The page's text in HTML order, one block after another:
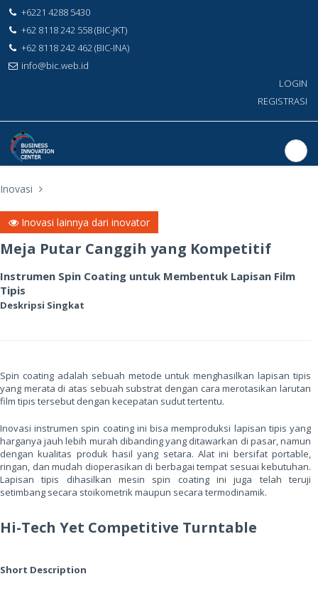
+6221 4288 5430
+62 8118 242 558 (BIC-JKT)
+62 8118 242 462 (BIC-INA)
info@bic.web.id
LOGIN
REGISTRASI
Inovasi
Inovasi lainnya dari inovator
Meja Putar Canggih yang Kompetitif
Instrumen Spin Coating untuk Membentuk Lapisan Film
Tipis
Deskripsi Singkat
Spin coating adalah sebuah metode untuk menghasilkan lapisan tipis
yang merata di atas sebuah substrat dengan cara merotasikan larutan
film tipis tersebut dengan kecepatan sudut tertentu.
Inovasi instrumen spin coating ini bisa memproduksi lapisan tipis yang
harganya jauh lebih murah dibanding yang ditawarkan di pasar, namun
dengan kualitas produk hasil yang setara. Alat ini bersifat portable,
ringan, dan mudah dioperasikan di berbagai tempat sesuai kebutuhan.
Lapisan tipis dihasilkan mesin spin coating ini juga telah teruji
setimbang secara stoikometrik maupun secara termodinamik.
Hi-Tech Yet Competitive Turntable
Short Description